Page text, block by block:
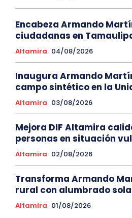
Encabeza Armando
ciudadanas en
Altamira 04/08/2026
Inaugura Armando
campo sintético en la
Altamira 03/08/2026
Mejora DIF Altamira
personas en situación
Altamira 02/08/2026
Transforma Armando
rural con alumbrado
Altamira 01/08/2026